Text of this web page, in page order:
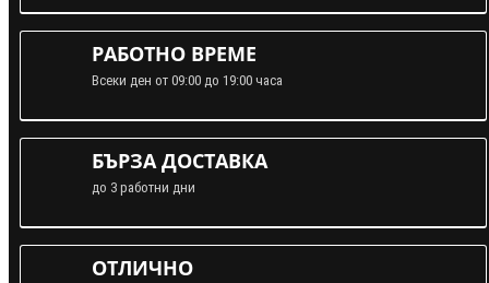
РАБОТНО ВРЕМЕ
Всеки ден от 09:00 до 19:00 часа
БЪРЗА ДОСТАВКА
до 3 работни дни
ОТЛИЧНО